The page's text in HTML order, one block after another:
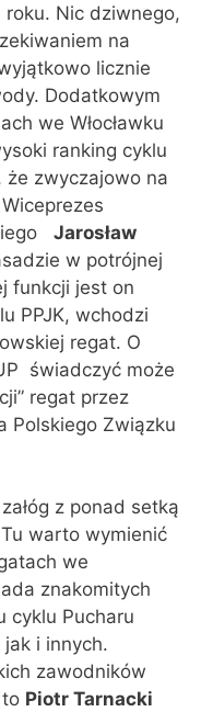
Nic dziwnego,
na
licznie
Dodatkowym
we Włocławku
ranking cyklu
zwyczajowo na
Jarosław
w potrójnej
funkcji jest on
PPJK, wchodzi
regat. O
świadczyć może
regat przez
Polskiego Związku
z ponad setką
warto wymienić
we
znakomitych
cyklu Pucharu
i innych.
zawodników
to Piotr Tarnacki